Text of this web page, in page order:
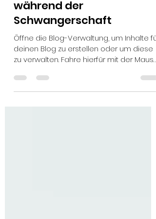
5. Juni 2021 1 Min. Lesezeit
Die besten Yogaposen
während der
Schwangerschaft
deinen Blog zu erstellen oder um diese
zu verwalten. Fahre hierfür mit der Maus
über deinen...